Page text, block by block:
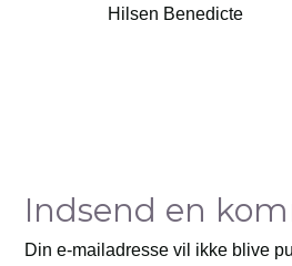
Hilsen Benedicte
Indsend en
Din e-mailadresse vil ikke blive